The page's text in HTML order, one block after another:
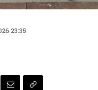
23:35